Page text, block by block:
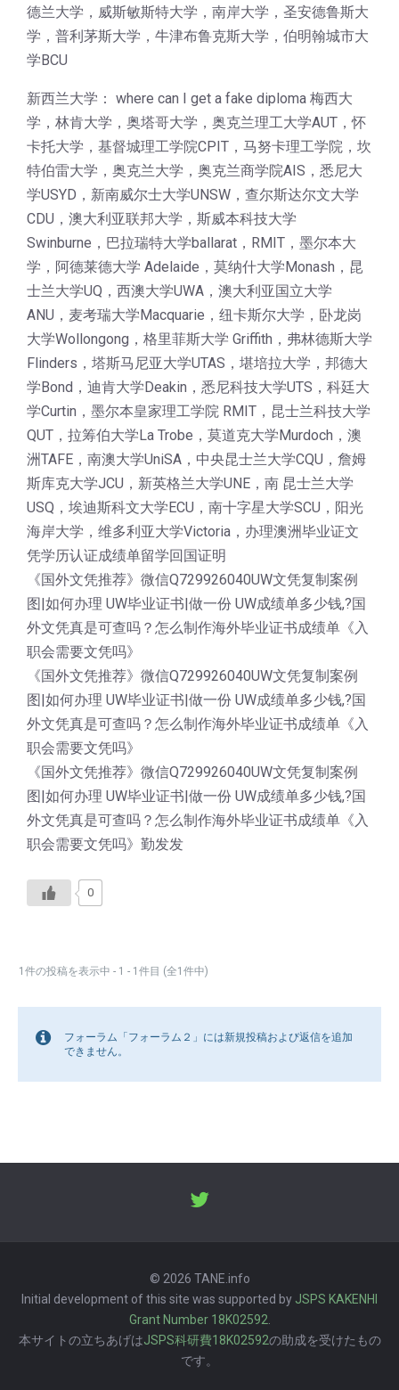
德兰大学，威斯敏斯特大学，南岸大学，圣安德鲁斯大
学，普利茅斯大学，牛津布鲁克斯大学，伯明翰城市大
学BCU
新西兰大学： where can I get a fake diploma 梅西大
学，林肯大学，奥塔哥大学，奥克兰理工大学AUT，怀
卡托大学，基督城理工学院CPIT，马努卡理工学院，坎
特伯雷大学，奥克兰大学，奥克兰商学院AIS，悉尼大
学USYD，新南威尔士大学UNSW，查尔斯达尔文大学
CDU，澳大利亚联邦大学，斯威本科技大学
Swinburne，巴拉瑞特大学ballarat，RMIT，墨尔本大
学，阿德莱德大学 Adelaide，莫纳什大学Monash，昆
士兰大学UQ，西澳大学UWA，澳大利亚国立大学
ANU，麦考瑞大学Macquarie，纽卡斯尔大学，卧龙岗
大学Wollongong，格里菲斯大学 Griffith，弗林德斯大学
Flinders，塔斯马尼亚大学UTAS，堪培拉大学，邦德大
学Bond，迪肯大学Deakin，悉尼科技大学UTS，科廷大
学Curtin，墨尔本皇家理工学院 RMIT，昆士兰科技大学
QUT，拉筹伯大学La Trobe，莫道克大学Murdoch，澳
洲TAFE，南澳大学UniSA，中央昆士兰大学CQU，詹姆
斯库克大学JCU，新英格兰大学UNE，南 昆士兰大学
USQ，埃迪斯科文大学ECU，南十字星大学SCU，阳光
海岸大学，维多利亚大学Victoria，办理澳洲毕业证文
凭学历认证成绩单留学回国证明
《国外文凭推荐》微信Q729926040UW文凭复制案例
图|如何办理 UW毕业证书|做一份 UW成绩单多少钱,?国
外文凭真是可查吗？怎么制作海外毕业证书成绩单《入
职会需要文凭吗》
《国外文凭推荐》微信Q729926040UW文凭复制案例
图|如何办理 UW毕业证书|做一份 UW成绩单多少钱,?国
外文凭真是可查吗？怎么制作海外毕业证书成绩单《入
职会需要文凭吗》
《国外文凭推荐》微信Q729926040UW文凭复制案例
图|如何办理 UW毕业证书|做一份 UW成绩单多少钱,?国
外文凭真是可查吗？怎么制作海外毕业证书成绩单《入
职会需要文凭吗》勤发发
0
1件の投稿を表示中 - 1 - 1件目 (全1件中)
フォーラム「フォーラム２」には新規投稿および返信を追加
できません。
© 2026 TANE.info
Initial development of this site was supported by JSPS KAKENHI
Grant Number 18K02592
本サイトの立ちあげはJSPS科研費18K02592の助成を受けたもの
です。